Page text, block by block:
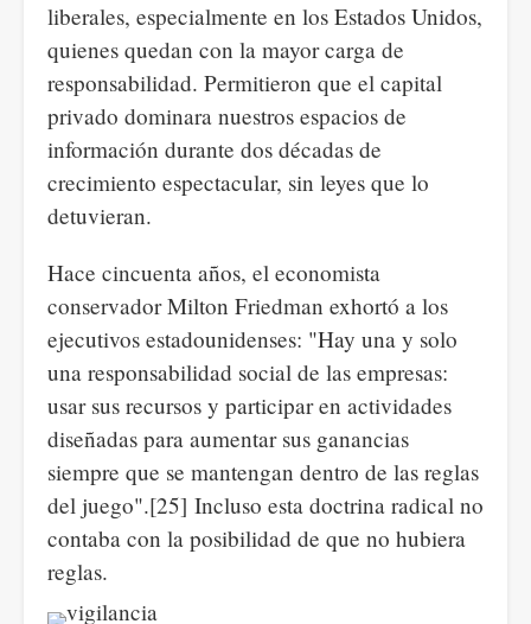
liberales, especialmente en los Estados Unidos,
quienes quedan con la mayor carga de
responsabilidad. Permitieron que el capital
privado dominara nuestros espacios de
información durante dos décadas de
crecimiento espectacular, sin leyes que lo
detuvieran.
Hace cincuenta años, el economista
conservador Milton Friedman exhortó a los
ejecutivos estadounidenses: "Hay una y solo
una responsabilidad social de las empresas:
usar sus recursos y participar en actividades
diseñadas para aumentar sus ganancias
siempre que se mantengan dentro de las reglas
del juego".[25] Incluso esta doctrina radical no
contaba con la posibilidad de que no hubiera
reglas.